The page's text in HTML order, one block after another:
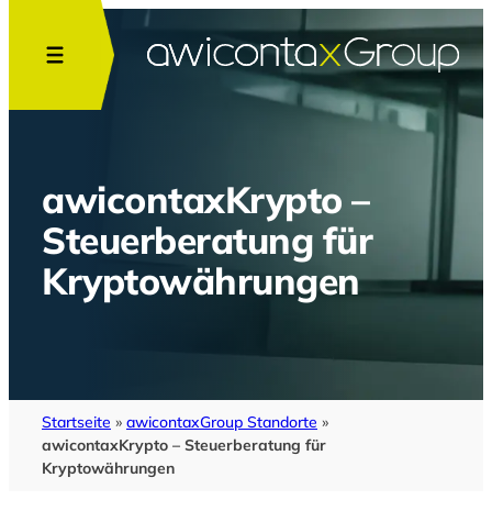
Inhalt
springen
awicontaxKrypto –
Steuerberatung für
Kryptowährungen
Startseite » awicontaxGroup Standorte »
awicontaxKrypto – Steuerberatung für
Kryptowährungen